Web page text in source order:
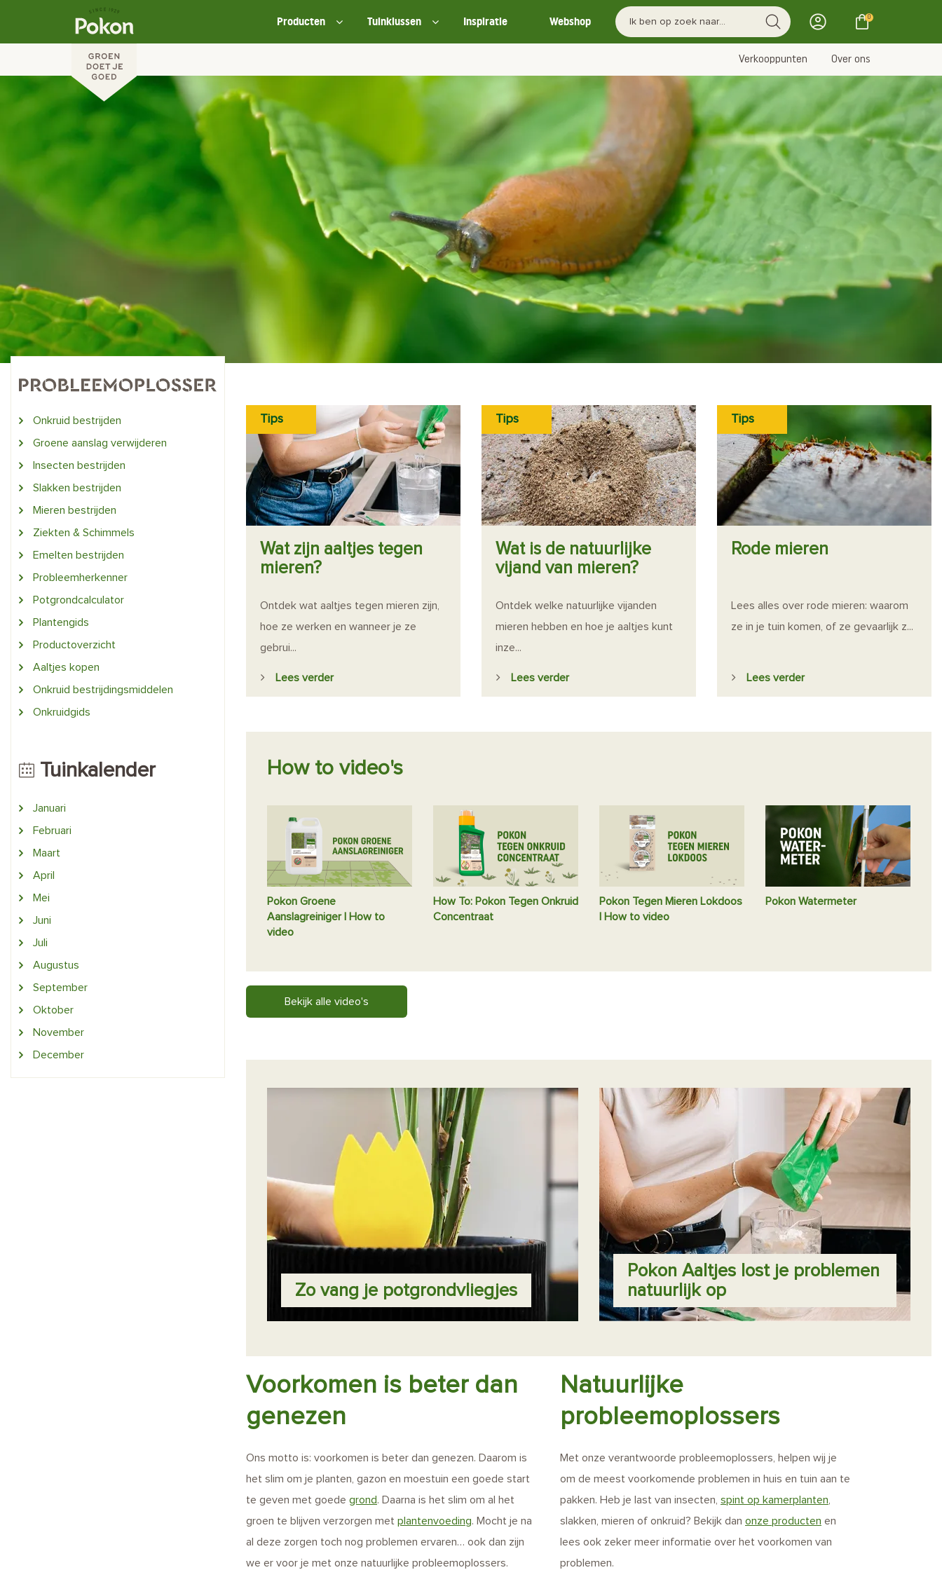
Producten Tuinklussen Inspiratie Webshop 0
Verkooppunten Over ons
Onkruid bestrijden
Groene aanslag verwijderen
Insecten bestrijden
Slakken bestrijden
Mieren bestrijden
Ziekten & Schimmels
Emelten bestrijden
Probleemherkenner
Potgrondcalculator
Plantengids
Productoverzicht
Aaltjes kopen
Onkruid bestrijdingsmiddelen
Onkruidgids
Tuinkalender
Januari
Februari
Maart
April
Mei
Juni
Juli
Augustus
September
Oktober
November
December
Tips
Wat zijn aaltjes tegen
mieren?
Ontdek wat aaltjes tegen mieren zijn,
hoe ze werken en wanneer je ze
gebrui...
Lees verder
Tips
Wat is de natuurlijke
vijand van mieren?
Ontdek welke natuurlijke vijanden
mieren hebben en hoe je aaltjes kunt
inze...
Lees verder
Tips
Rode mieren
Lees alles over rode mieren: waarom
ze in je tuin komen, of ze gevaarlijk z...
Lees verder
How to video's
Pokon Groene
Aanslagreiniger | How to
video
How To: Pokon Tegen Onkruid
Concentraat
Pokon Tegen Mieren Lokdoos
| How to video
Pokon Watermeter
Bekijk alle video's
Zo vang je potgrondvliegjes
Pokon Aaltjes lost je problemen
natuurlijk op
Voorkomen is beter dan
genezen
Ons motto is: voorkomen is beter dan genezen. Daarom is
het slim om je planten, gazon en moestuin een goede start
te geven met goede grond. Daarna is het slim om al het
groen te blijven verzorgen met plantenvoeding. Mocht je na
al deze zorgen toch nog problemen ervaren… ook dan zijn
we er voor je met onze natuurlijke probleemoplossers.
Natuurlijke
probleemoplossers
Met onze verantwoorde probleemoplossers, helpen wij je
om de meest voorkomende problemen in huis en tuin aan te
pakken. Heb je last van insecten, spint op kamerplanten,
slakken, mieren of onkruid? Bekijk dan onze producten en
lees ook zeker meer informatie over het voorkomen van
problemen.